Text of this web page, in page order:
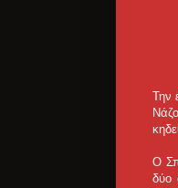
Την
Ο
δύο